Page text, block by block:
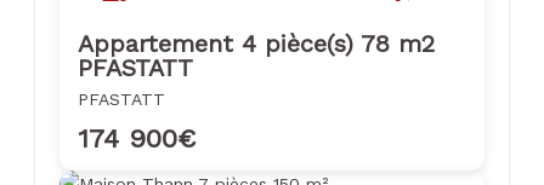
Appartement 4 pièce(s) 78 m2
PFASTATT
PFASTATT
174 900€